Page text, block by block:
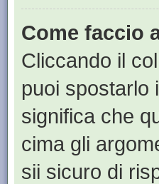
Come faccio
Cliccando il
puoi spostarlo
significa che
cima gli
sii sicuro di